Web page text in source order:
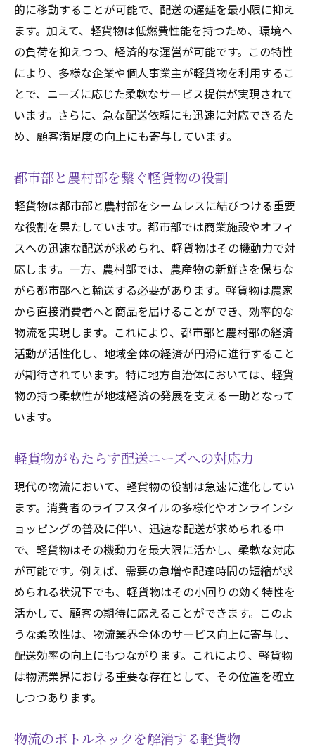
的に移動することが可能で、配送の遅延を最小限に抑え
ます。加えて、軽貨物は低燃費性能を持つため、環境へ
の負荷を抑えつつ、経済的な運営が可能です。この特性
により、多様な企業や個人事業主が軽貨物を利用するこ
とで、ニーズに応じた柔軟なサービス提供が実現されて
います。さらに、急な配送依頼にも迅速に対応できるた
め、顧客満足度の向上にも寄与しています。
都市部と農村部を繋ぐ軽貨物の役割
軽貨物は都市部と農村部をシームレスに結びつける重要
な役割を果たしています。都市部では商業施設やオフィ
スへの迅速な配送が求められ、軽貨物はその機動力で対
応します。一方、農村部では、農産物の新鮮さを保ちな
がら都市部へと輸送する必要があります。軽貨物は農家
から直接消費者へと商品を届けることができ、効率的な
物流を実現します。これにより、都市部と農村部の経済
活動が活性化し、地域全体の経済が円滑に進行すること
が期待されています。特に地方自治体においては、軽貨
物の持つ柔軟性が地域経済の発展を支える一助となって
います。
軽貨物がもたらす配送ニーズへの対応力
現代の物流において、軽貨物の役割は急速に進化してい
ます。消費者のライフスタイルの多様化やオンラインシ
ョッピングの普及に伴い、迅速な配送が求められる中
で、軽貨物はその機動力を最大限に活かし、柔軟な対応
が可能です。例えば、需要の急増や配達時間の短縮が求
められる状況下でも、軽貨物はその小回りの効く特性を
活かして、顧客の期待に応えることができます。このよ
うな柔軟性は、物流業界全体のサービス向上に寄与し、
配送効率の向上にもつながります。これにより、軽貨物
は物流業界における重要な存在として、その位置を確立
しつつあります。
物流のボトルネックを解消する軽貨物